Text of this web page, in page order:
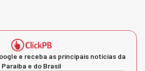
e receba as principais notícias da
Paraíba e do Brasil